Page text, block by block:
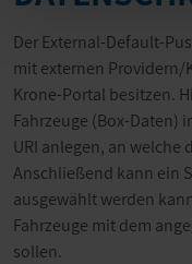
Der External-Default-
mit externen
Krone-Portal besitzen.
Fahrzeuge (Box-Daten)
URI anlegen, an welche
Anschließend kann ein
ausgewählt werden
Fahrzeuge mit dem
sollen.